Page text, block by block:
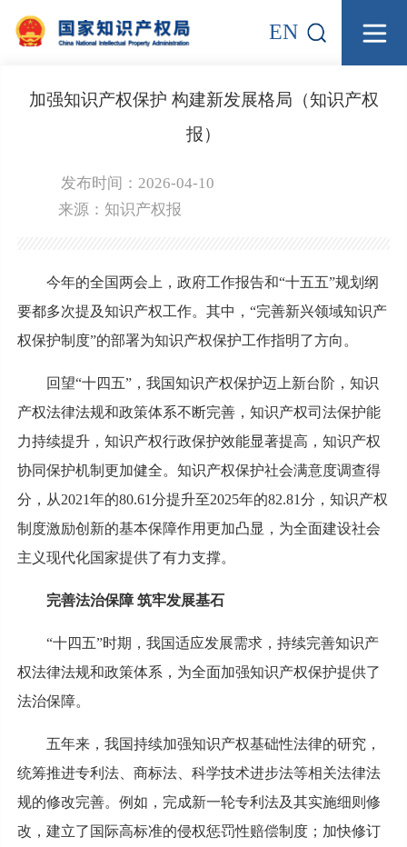
EN
加强知识产权保护 构建新发展格局（知识产权
报）
发布时间：2026-04-10
来源： 知识产权报
今年的全国两会上，政府工作报告和“十五五”规划纲
要都多次提及知识产权工作。其中，“完善新兴领域知识产
权保护制度”的部署为知识产权保护工作指明了方向。
回望“十四五”，我国知识产权保护迈上新台阶，知识
产权法律法规和政策体系不断完善，知识产权司法保护能
力持续提升，知识产权行政保护效能显著提高，知识产权
协同保护机制更加健全。知识产权保护社会满意度调查得
分，从2021年的80.61分提升至2025年的82.81分，知识产权
制度激励创新的基本保障作用更加凸显，为全面建设社会
主义现代化国家提供了有力支撑。
完善法治保障 筑牢发展基石
“十四五”时期，我国适应发展需求，持续完善知识产
权法律法规和政策体系，为全面加强知识产权保护提供了
法治保障。
五年来，我国持续加强知识产权基础性法律的研究，
统筹推进专利法、商标法、科学技术进步法等相关法律法
规的修改完善。例如，完成新一轮专利法及其实施细则修
改，建立了国际高标准的侵权惩罚性赔偿制度；加快修订